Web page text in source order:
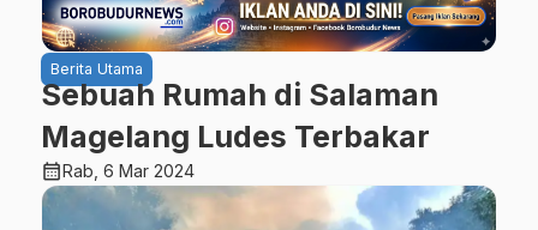
Berita Utama
Sebuah Rumah di Salaman
Magelang Ludes Terbakar
calendar_monthRab, 6 Mar 2024